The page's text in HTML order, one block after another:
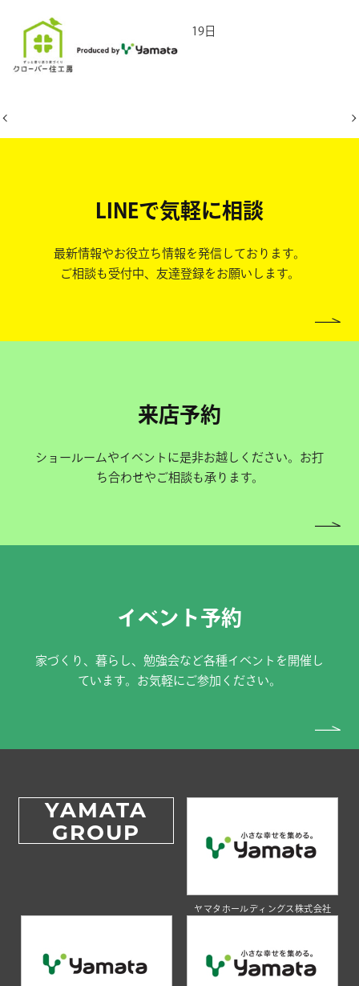
2026年5月19日
LINEで気軽に相談
最新情報やお役立ち情報を発信しております。
ご相談も受付中、友達登録をお願いします。
来店予約
ショールームやイベントに是非お越しください。お打
ち合わせやご相談も承ります。
イベント予約
家づくり、暮らし、勉強会など各種イベントを開催し
ています。お気軽にご参加ください。
YAMATA
GROUP
ヤマタホールディングス株式会社